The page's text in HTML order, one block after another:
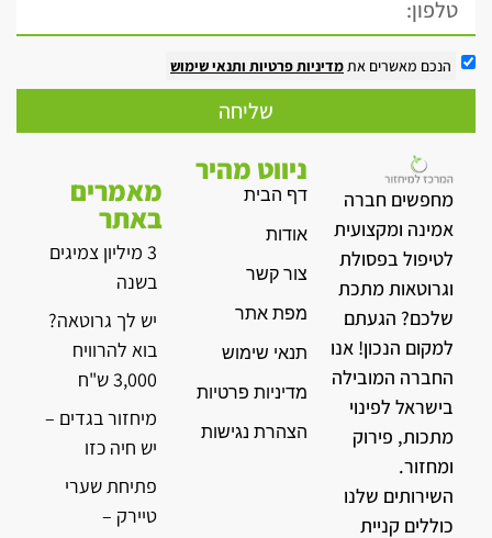
הנכם מאשרים אתמדיניות פרטיות ותנאי שימוש
שליחה
מחפשים חברה
אמינה ומקצועית
לטיפול בפסולת
וגרוטאות מתכת
שלכם? הגעתם
למקום הנכון! אנו
החברה המובילה
בישראל לפינוי
מתכות, פירוק
ומחזור.
השירותים שלנו
כוללים קניית
ניווט מהיר
דף הבית
אודות
צור קשר
מפת אתר
תנאי שימוש
מדיניות פרטיות
הצהרת נגישות
מאמרים
באתר
3 מיליון צמיגים
בשנה
יש לך גרוטאה?
בוא להרוויח
3,000 ש"ח
מיחזור בגדים –
יש חיה כזו
פתיחת שערי
טיירק –